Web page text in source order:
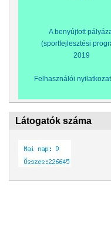
A benyújtott
(sportfejlesztési
2019
Felhasználói
Látogatók száma